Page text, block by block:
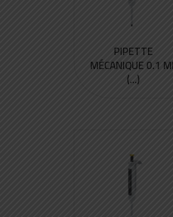
PIPETTE
MÉCANIQUE 0.1
(...)